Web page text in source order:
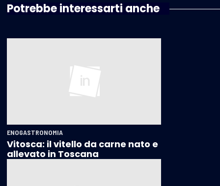
Potrebbe interessarti anche
ENOGASTRONOMIA
Vitosca: il vitello da carne nato e
allevato in Toscana